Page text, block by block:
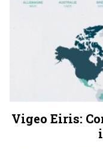
Vigeo Eiris: